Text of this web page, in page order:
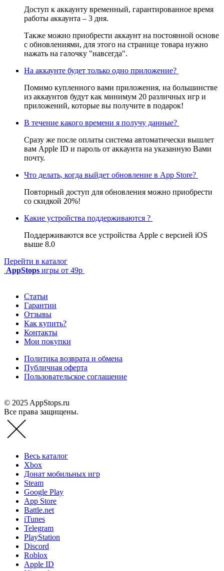
Доступ к аккаунту временный, гарантированное время
работы аккаунта – 3 дня.
Также можно приобрести аккаунт на постоянной основе
с обновлениями, для этого на странице товара нужно
нажать на галочку "навсегда".
На аккаунте будет только одно приложение?
Помимо купленного вами приложения, на большинстве
из аккаунтов будут как минимум 20 различных игр и
приложений, которые вы получите в подарок!
В течение какого времени я получу данные?
Сразу же после оплаты система автоматически вышлет
вам Apple ID и пароль от аккаунта на указанную Вами
почту.
Что делать, когда выйдет обновление в App Store?
Повторный доступ для обновления можно приобрести
со скидкой 20%!
Какие устройства поддерживаются ?
Поддерживаются все устройства Apple с версией iOS
выше 8.0
Перейти в каталог
AppStops игры от 49р
Статьи
Гарантии
Отзывы
Как купить?
Контакты
Мои покупки
Политика возврата и обмена
Публичная оферта
Пользовательское соглашение
© 2025 AppStops.ru
Все права защищены.
Весь каталог
Xbox
Донат мобильных игр
Steam
Google Play
App Store
Battle.net
iTunes
Telegram
PlayStation
Discord
Roblox
Apple ID